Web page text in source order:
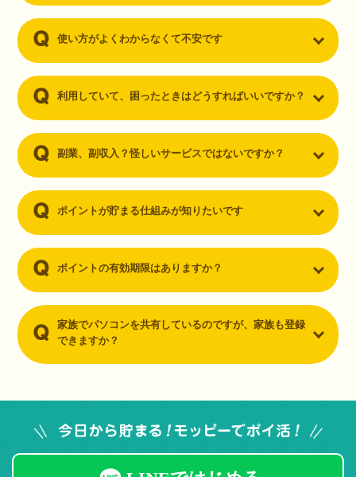
使い方がよくわからなくて不安です
利用していて、困ったときはどうすればいいですか？
副業、副収入？怪しいサービスではないですか？
ポイントが貯まる仕組みが知りたいです
ポイントの有効期限はありますか？
家族でパソコンを共有しているのですが、家族も登録
できますか？